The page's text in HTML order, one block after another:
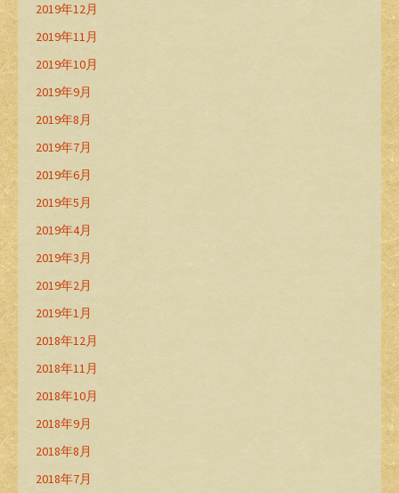
2019年12月
2019年11月
2019年10月
2019年9月
2019年8月
2019年7月
2019年6月
2019年5月
2019年4月
2019年3月
2019年2月
2019年1月
2018年12月
2018年11月
2018年10月
2018年9月
2018年8月
2018年7月